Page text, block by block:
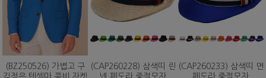
(BZ250526) 가볍고 구
(CAP260228) 삼색띠 린 (CAP260233) 삼색띠 면